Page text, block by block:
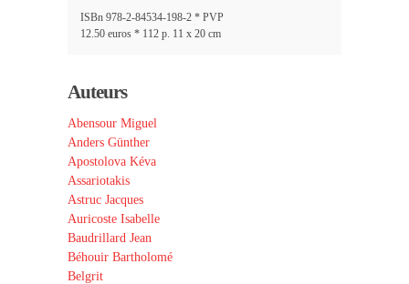
ISBn 978-2-84534-198-2 * PVP
12.50 euros * 112 p. 11 x 20 cm
Auteurs
Abensour Miguel
Anders Günther
Apostolova Kéva
Assariotakis
Astruc Jacques
Auricoste Isabelle
Baudrillard Jean
Béhouir Bartholomé
Belgrit